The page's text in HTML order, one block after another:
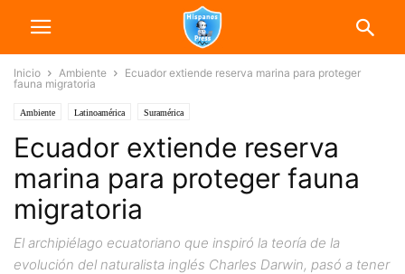
Inicio Ambiente
Ecuador extiende reserva marina para proteger
fauna migratoria
Ambiente Latinoamérica Suramérica
Ecuador extiende reserva
marina para proteger fauna
migratoria
El archipiélago ecuatoriano que inspiró la teoría de la
evolución del naturalista inglés Charles Darwin, pasó a tener